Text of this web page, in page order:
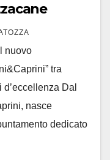
nuovo
tra
Dal
nasce
dedicato